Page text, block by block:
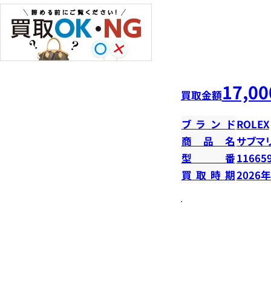
買取金額
ブランドROLEX
商品名 サブマ
型番
買取時期2026